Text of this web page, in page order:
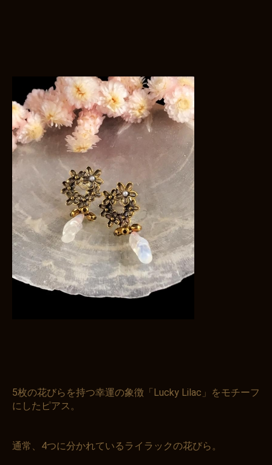
5枚の花びらを持つ幸運の象徴「Lucky Lilac」をモチーフ
にしたピアス。
通常、4つに分かれているライラックの花びら。